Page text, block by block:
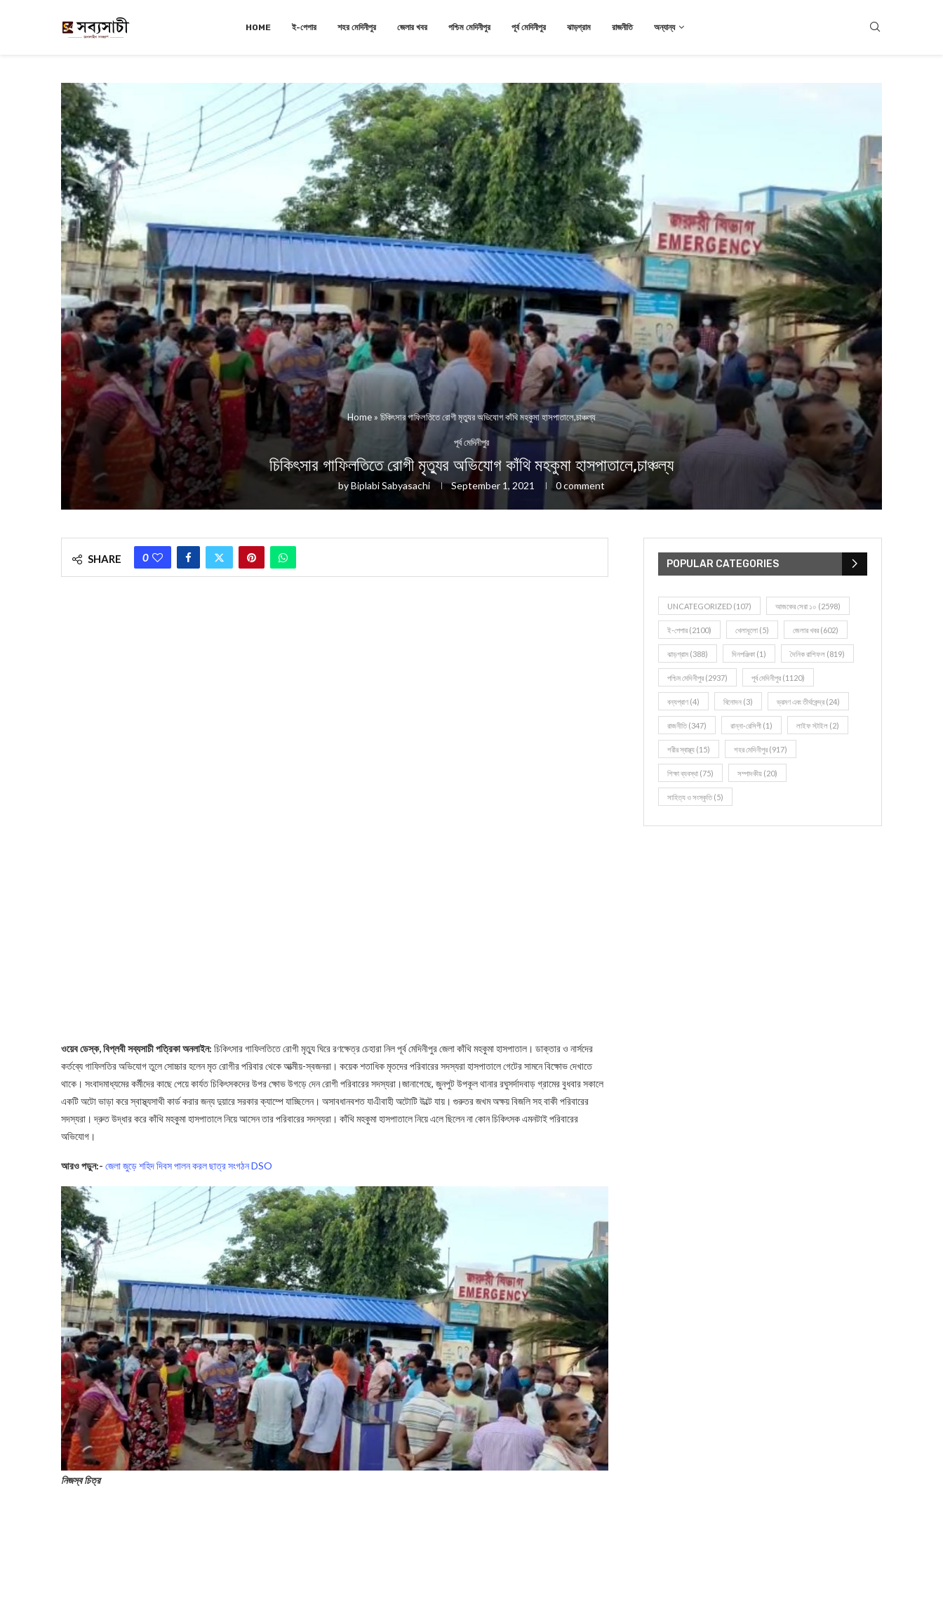
HOME ই-পেপার শহর মেদিনীপুর জেলার খবর পশ্চিম মেদিনীপুর পূর্ব মেদিনীপুর ঝাড়গ্রাম রাজনীতি অন্যান্য
Home » চিকিৎসার গাফিলতিতে রোগী মৃত্যুর অভিযোগ কাঁথি মহকুমা হাসপাতালে,চাঞ্চল্য
পূর্ব মেদিনীপুর
চিকিৎসার গাফিলতিতে রোগী মৃত্যুর অভিযোগ কাঁথি মহকুমা হাসপাতালে,চাঞ্চল্য
byBiplabi Sabyasachi September 1, 2021 0 comment
SHARE 0
ওয়েব ডেস্ক, বিপ্লবী সব্যসাচী পত্রিকা অনলাইন: চিকিৎসার গাফিলতিতে রোগী মৃত্যু ঘিরে রণক্ষেত্র চেহারা নিল পূর্ব মেদিনীপুর জেলা কাঁথি মহকুমা হাসপাতাল। ডাক্তার ও নার্সদের
কর্তব্যে গাফিলতির অভিযোগ তুলে সোচ্চার হলেন মৃত রোগীর পরিবার থেকে আত্মীয়-স্বজনরা। কয়েক শতাধিক মৃতদের পরিবারের সদস্যরা হাসপাতালে গেটের সামনে বিক্ষোভ দেখাতে
থাকে। সংবাদমাধ্যমের কর্মীদের কাছে পেয়ে কার্যত চিকিৎসকদের উপর ক্ষোভ উগড়ে দেন রোগী পরিবারের সদস্যরা।জানাগেছে, জুনপুট উপকূল থানার রঘুসর্দাদবাড় গ্রামের বুধবার সকালে
একটি অটো ভাড়া করে স্বাস্থ্যসাথী কার্ড করার জন্য দুয়ারে সরকার ক্যাম্পে যাচ্ছিলেন। অসাবধানবশত যাএীবাহী অটোটি উল্টে যায়। গুরুতর জখম অক্ষয় বিজলি সহ বাকী পরিবারের
সদস্যরা। দ্রুত উদ্ধার করে কাঁথি মহকুমা হাসপাতালে নিয়ে আসেন তার পরিবারের সদস্যরা। কাঁথি মহকুমা হাসপাতালে নিয়ে এলে ছিলেন না কোন চিকিৎসক এমনটাই পরিবারের
অভিযোগ।
আরও পড়ুন:- জেলা জুড়ে শহিদ দিবস পালন করল ছাত্র সংগঠন DSO
নিজস্ব চিত্র
POPULAR CATEGORIES
UNCATEGORIZED (107) আজকের সেরা ১০ (2598)
ই-পেপার (2100) খেলাধূলো (5) জেলার খবর (602)
ঝাড়গ্রাম (388) দিনপঞ্জিকা (1) দৈনিক রাশিফল (819)
পশ্চিম মেদিনীপুর (2937) পূর্ব মেদিনীপুর (1120)
বন্যপ্রাণ (4) বিনোদন (3) ভ্রমণ এবং তীর্থকেন্দ্র (24)
রাজনীতি(347) রান্না-রেসিপী (1) লাইফ স্টাইল (2)
শরীর স্বাস্থ্য (15) শহর মেদিনীপুর (917)
শিক্ষা ব্যবস্থা (75) সম্পাদকীয় (20)
সাহিত্য ও সংস্কৃতি(5)